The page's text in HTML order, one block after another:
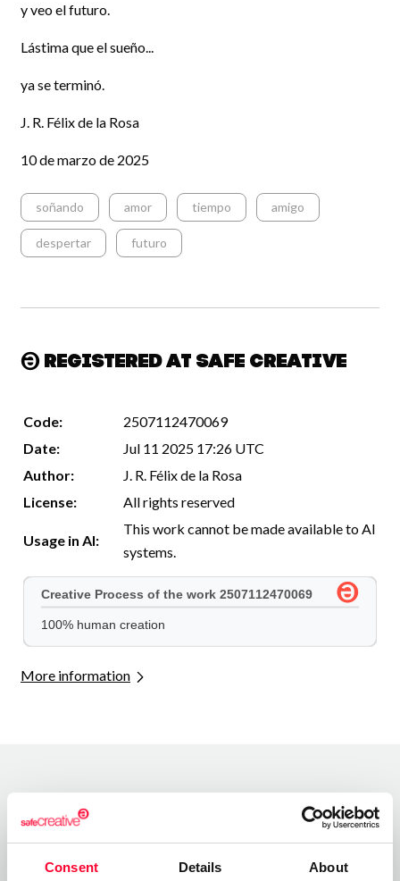
Consent Details About
y veo el futuro.
Lástima que el sueño...
ya se terminó.
J. R. Félix de la Rosa
10 de marzo de 2025
soñando amor tiempo amigo
despertar futuro
Registered at Safe Creative
Code:
2507112470069
Date:
Jul 11 2025 17:26 UTC
Author:
J. R. Félix de la Rosa
License:
All rights reserved
Usage in AI:
This work cannot be made available to AI
systems.
More information
Comments